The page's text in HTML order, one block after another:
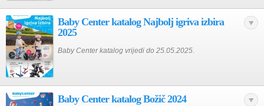
Baby Center katalog Najbolj igriva izbira
2025
Baby Center katalog vrijedi do 25.05.2025.
Baby Center katalog Božič 2024